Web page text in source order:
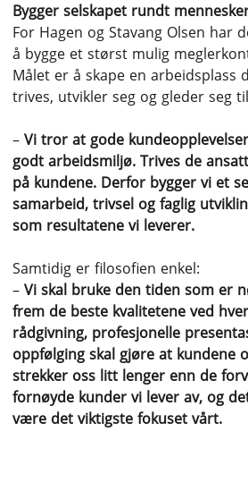
Bygger selskapet rundt
For Hagen og Stavang Olsen har
å bygge et størst mulig
Målet er å skape en arbeidsplass
trives, utvikler seg og gleder seg
– Vi tror at gode
godt arbeidsmiljø. Trives de
på kundene. Derfor bygger vi et
samarbeid, trivsel og faglig
som resultatene vi leverer.
Samtidig er filosofien enkel:
– Vi skal bruke den tiden som er
frem de beste kvalitetene ved
rådgivning, profesjonelle
oppfølging skal gjøre at kundene
strekker oss litt lenger enn de
fornøyde kunder vi lever av, og
være det viktigste fokuset vårt.